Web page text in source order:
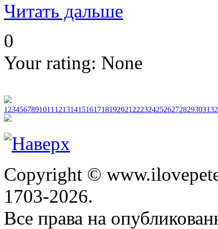
Читать дальше
0
Your rating: None
1234567891011121314151617181920212223242526272829303132
Copyright ©
1703-2026.
Все права на